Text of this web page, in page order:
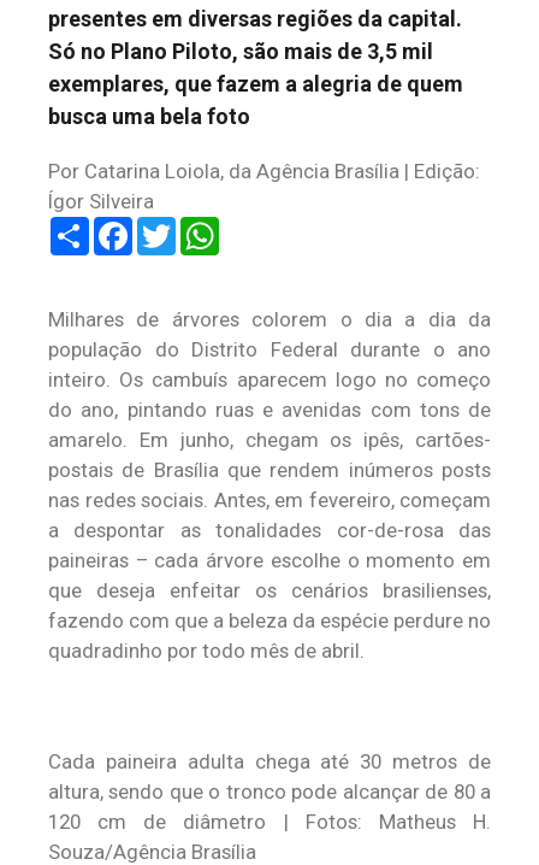
presentes em diversas regiões da capital.
Só no Plano Piloto, são mais de 3,5 mil
exemplares, que fazem a alegria de quem
busca uma bela foto
Por Catarina Loiola, da Agência Brasília | Edição:
Ígor Silveira
ShareFacebook
Twitter
Milhares de árvores colorem o dia a dia da
população do Distrito Federal durante o ano
inteiro. Os cambuís aparecem logo no começo
do ano, pintando ruas e avenidas com tons de
amarelo. Em junho, chegam os ipês, cartões-
postais de Brasília que rendem inúmeros posts
nas redes sociais. Antes, em fevereiro, começam
a despontar as tonalidades cor-de-rosa das
paineiras – cada árvore escolhe o momento em
que deseja enfeitar os cenários brasilienses,
fazendo com que a beleza da espécie perdure no
quadradinho por todo mês de abril.
Cada paineira adulta chega até 30 metros de
altura, sendo que o tronco pode alcançar de 80 a
120 cm de diâmetro | Fotos: Matheus H.
Souza/Agência Brasília